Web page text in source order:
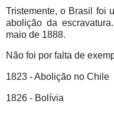
Tristemente, o Brasil foi
abolição da
maio de 1888.
Não foi por falta de
1823 - Abolição no Chile
1826 - Bolívia